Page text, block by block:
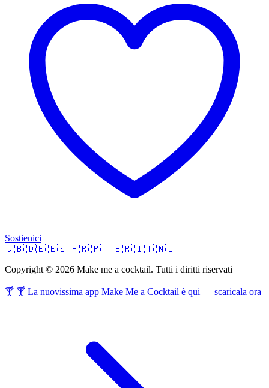
Sostienici
🇬🇧 🇩🇪 🇪🇸 🇫🇷 🇵🇹 🇧🇷 🇮🇹 🇳🇱
Copyright © 2026 Make me a cocktail. Tutti i diritti riservati
🍸 🍸 La nuovissima app Make Me a Cocktail è qui — scaricala ora